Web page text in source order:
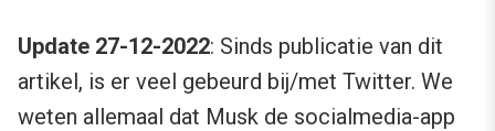
Update 27-12-2022: Sinds publicatie van dit
artikel, is er veel gebeurd bij/met Twitter. We
weten allemaal dat Musk de socialmedia-app